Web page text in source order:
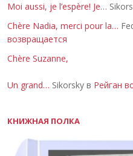
Moi aussi, je l’espère! Je…
Chère Nadia, merci pour la…
возвращается
Chère Suzanne,
Un grand… Sikorsky в Рейган
КНИЖНАЯ ПОЛКА